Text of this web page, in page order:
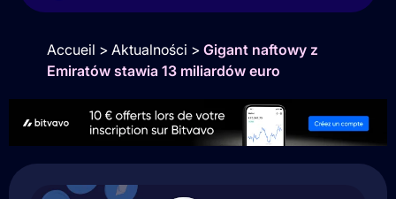
Accueil > Aktualności > Gigant naftowy z
Emiratów stawia 13 miliardów euro